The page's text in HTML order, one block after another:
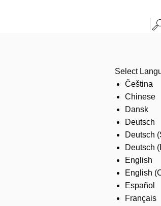
Select
Čeština
Chinese
Dansk
Deutsch
Deutsch
Deutsch
English
English
Español
Français